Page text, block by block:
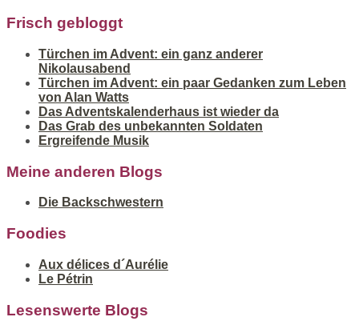
Frisch gebloggt
Türchen im Advent: ein ganz anderer
Nikolausabend
Türchen im Advent: ein paar Gedanken zum Leben
von Alan Watts
Das Adventskalenderhaus ist wieder da
Das Grab des unbekannten Soldaten
Ergreifende Musik
Meine anderen Blogs
Die Backschwestern
Foodies
Aux délices d´Aurélie
Le Pétrin
Lesenswerte Blogs